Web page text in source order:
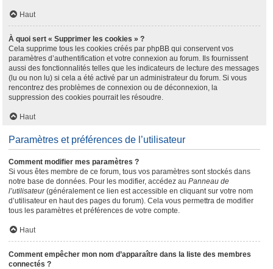
Haut
À quoi sert « Supprimer les cookies » ?
Cela supprime tous les cookies créés par phpBB qui conservent vos
paramètres d’authentification et votre connexion au forum. Ils fournissent
aussi des fonctionnalités telles que les indicateurs de lecture des messages
(lu ou non lu) si cela a été activé par un administrateur du forum. Si vous
rencontrez des problèmes de connexion ou de déconnexion, la
suppression des cookies pourrait les résoudre.
Haut
Paramètres et préférences de l’utilisateur
Comment modifier mes paramètres ?
Si vous êtes membre de ce forum, tous vos paramètres sont stockés dans
notre base de données. Pour les modifier, accédez au Panneau de
l’utilisateur(généralement ce lien est accessible en cliquant sur votre nom
d’utilisateur en haut des pages du forum). Cela vous permettra de modifier
tous les paramètres et préférences de votre compte.
Haut
Comment empêcher mon nom d’apparaître dans la liste des membres
connectés ?